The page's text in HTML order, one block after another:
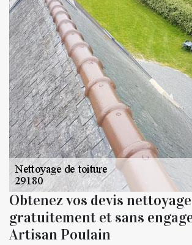
Obtenez vos devis
gratuitement et sans
Artisan Poulain